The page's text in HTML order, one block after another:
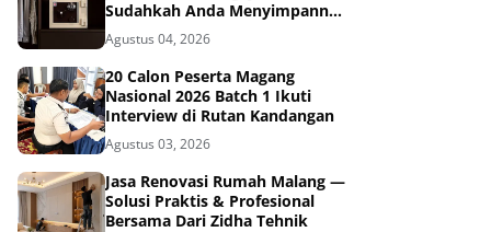
Sudahkah Anda Menyimpannya
di Brankas BPKB?
Agustus 04, 2026
20 Calon Peserta Magang
Nasional 2026 Batch 1 Ikuti
Interview di Rutan Kandangan
Agustus 03, 2026
Jasa Renovasi Rumah Malang —
Solusi Praktis & Profesional
Bersama Dari Zidha Tehnik